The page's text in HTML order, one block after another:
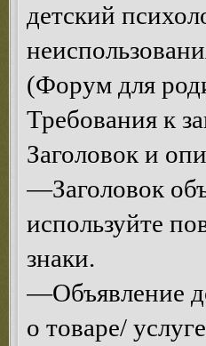
детский
(Форум для
Требования к
Заголовок и
—Заголовок
используйте
знаки.
—Объявление
о товаре/